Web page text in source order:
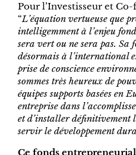
Pour l’Investisseur et
“L’équation vertueuse que
intelligemment à l’enjeu
sera vert ou ne sera pas. Sa
désormais à l’international
prise de conscience
sommes très heureux de
équipes supports basées en
entreprise dans
et d’installer définitivement
servir le développement
Ce fonds